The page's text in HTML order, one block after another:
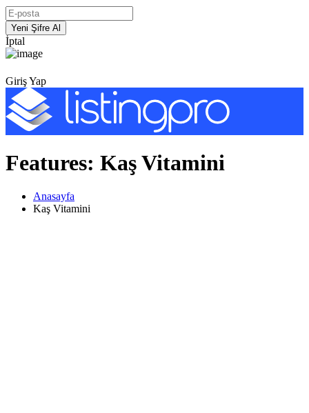
İptal
Giriş Yap
Features: Kaş Vitamini
Anasayfa
Kaş Vitamini